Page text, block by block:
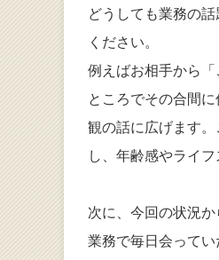
どうしても業務の
ください。
例えばお相手から
ところでその合間
観の話に広げます
し、年齢感やライ
次に、今回の状況か
業務で毎日会って